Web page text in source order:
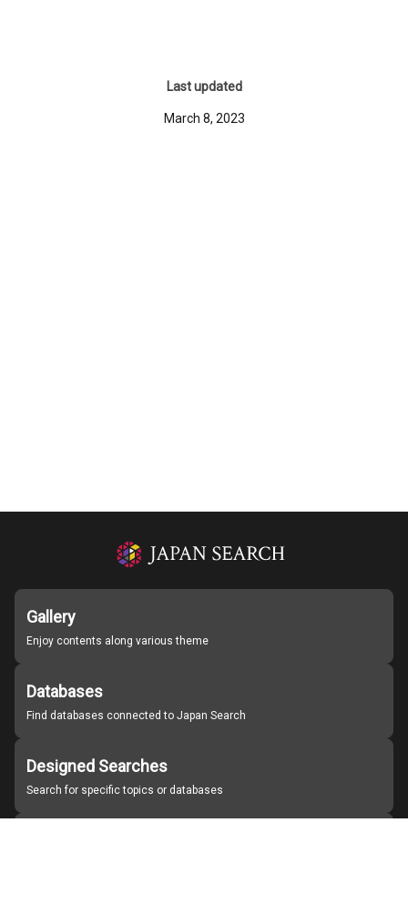
Last updated
March 8, 2023
Gallery
Enjoy contents along various theme
Databases
Find databases connected to Japan Search
Designed Searches
Search for specific topics or databases